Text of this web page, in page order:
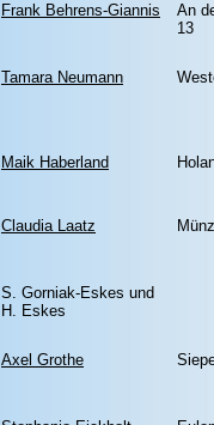
Frank Behrens-Giannis
An
13
Tamara Neumann
Maik Haberland
Claudia Laatz
S. Gorniak-Eskes und
H. Eskes
Axel Grothe